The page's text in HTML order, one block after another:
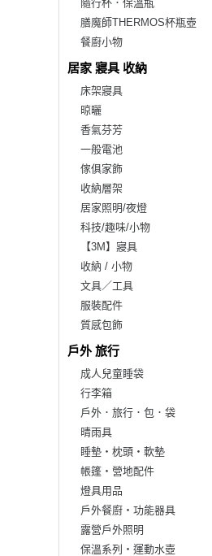
隨行杯．保溫瓶
膳魔師THERMOS杯瓶壺
餐廚小物
居家 寢具 收納
床架寢具
晾曬
香氣芬芳
一般電池
傢俱家飾
收納層架
居家照明/夜燈
科技/趣味/小物
【3M】寢具
收納 / 小物
文具／工具
服裝配件
質感包飾
戶外 旅行
成人兒童睡袋
行李箱
戶外．旅行．包．袋
晴雨具
睡墊‧枕頭‧軟墊
帳篷‧營地配件
燈具用品
戶外餐廚‧功能器具
露營戶外照明
保溫系列‧運動水壺